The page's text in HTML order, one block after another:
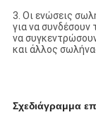
3. Οι ενώσεις
για να
να
και άλλος
Σχεδιάγραμμα